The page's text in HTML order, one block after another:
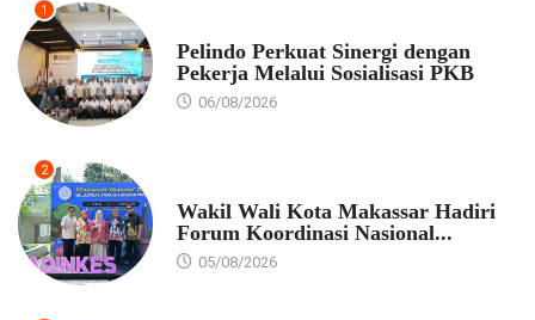
1
Pelindo Perkuat Sinergi dengan
Pekerja Melalui Sosialisasi PKB
06/08/2026
2
Wakil Wali Kota Makassar Hadiri
Forum Koordinasi Nasional...
05/08/2026